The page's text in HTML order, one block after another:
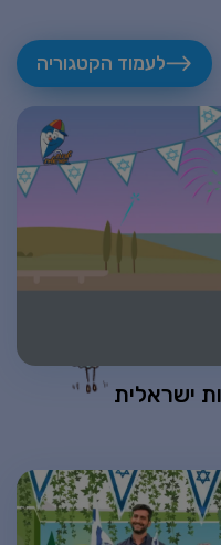
לעמוד הקטגוריה